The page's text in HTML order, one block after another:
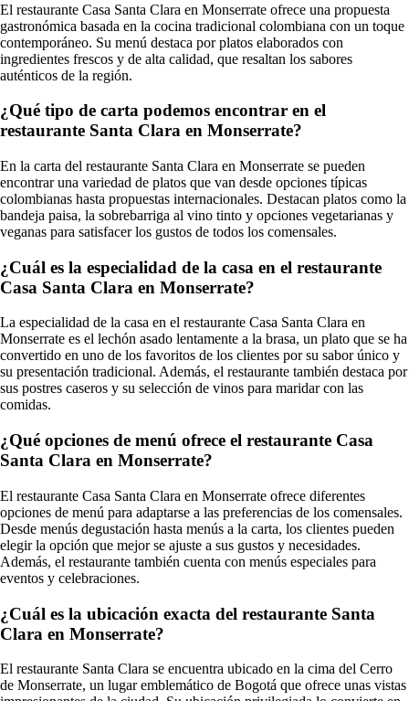
El restaurante Casa Santa Clara en Monserrate ofrece una propuesta
gastronómica basada en la cocina tradicional colombiana con un toque
contemporáneo. Su menú destaca por platos elaborados con
ingredientes frescos y de alta calidad, que resaltan los sabores
auténticos de la región.
¿Qué tipo de carta podemos encontrar en el
restaurante Santa Clara en Monserrate?
En la carta del restaurante Santa Clara en Monserrate se pueden
encontrar una variedad de platos que van desde opciones típicas
colombianas hasta propuestas internacionales. Destacan platos como la
bandeja paisa, la sobrebarriga al vino tinto y opciones vegetarianas y
veganas para satisfacer los gustos de todos los comensales.
¿Cuál es la especialidad de la casa en el restaurante
Casa Santa Clara en Monserrate?
La especialidad de la casa en el restaurante Casa Santa Clara en
Monserrate es el lechón asado lentamente a la brasa, un plato que se ha
convertido en uno de los favoritos de los clientes por su sabor único y
su presentación tradicional. Además, el restaurante también destaca por
sus postres caseros y su selección de vinos para maridar con las
comidas.
¿Qué opciones de menú ofrece el restaurante Casa
Santa Clara en Monserrate?
El restaurante Casa Santa Clara en Monserrate ofrece diferentes
opciones de menú para adaptarse a las preferencias de los comensales.
Desde menús degustación hasta menús a la carta, los clientes pueden
elegir la opción que mejor se ajuste a sus gustos y necesidades.
Además, el restaurante también cuenta con menús especiales para
eventos y celebraciones.
¿Cuál es la ubicación exacta del restaurante Santa
Clara en Monserrate?
El restaurante Santa Clara se encuentra ubicado en la cima del Cerro
de Monserrate, un lugar emblemático de Bogotá que ofrece unas vistas